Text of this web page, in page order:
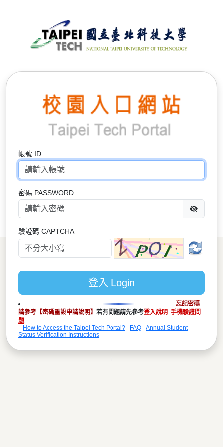
帳號 ID
密碼 PASSWORD
驗證碼 CAPTCHA
忘記密碼
請參考 【密碼重設申請說明】 若有問題請先參考登入說明 手機驗證問
題
How to Access the Taipei Tech Portal?
FAQ
Annual Student
Status Verification Instructions